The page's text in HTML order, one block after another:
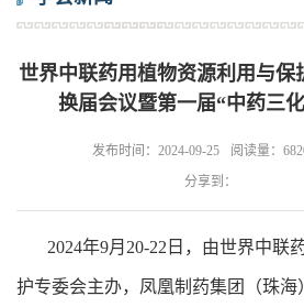
世界中联药用植物资源利用与保
换届会议暨第一届“中药三
发布时间：2024-09-25 阅读量：
分享到：
2024年9月20-22日，由世界中联
护专委会主办，凤凰制药集团（珠海